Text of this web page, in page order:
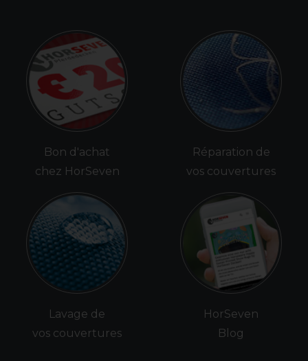
Bon d'achat
chez HorSeven
Lavage de
vos couvertures
Réparation de
vos couvertures
HorSeven
Blog